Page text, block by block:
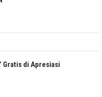
Gratis di Apresiasi